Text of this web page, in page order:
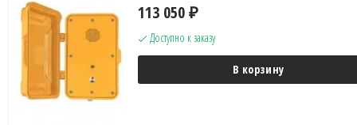
113 050 ₽
Доступно к заказу
В корзину